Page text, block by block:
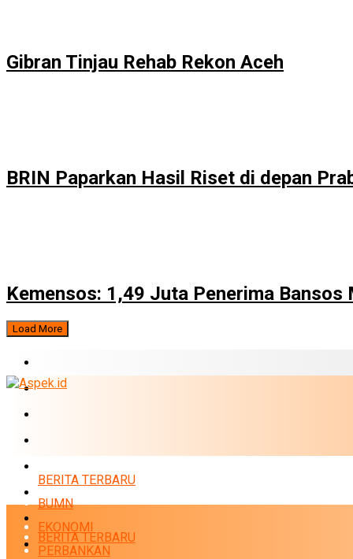
Gibran Tinjau Rehab Rekon Aceh
BRIN Paparkan Hasil Riset di depan
Kemensos: 1,49 Juta Penerima Bansos
Load More
BUMN
INFRASTRUKTUR
BERITA TERBARU
BUMN
EKONOMI
PERBANKAN
BERITA TERBARU